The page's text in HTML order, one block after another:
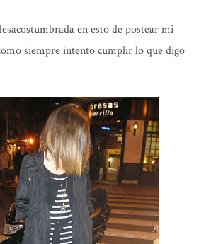
en esto de postear mi
siempre intento cumplir lo que digo